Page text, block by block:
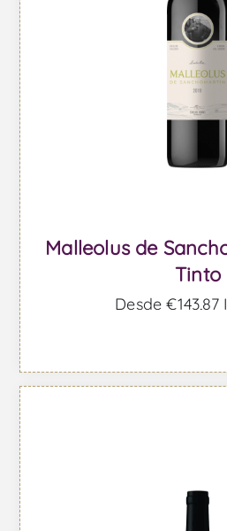
Malleolus de
Tinto
Desde €143,87